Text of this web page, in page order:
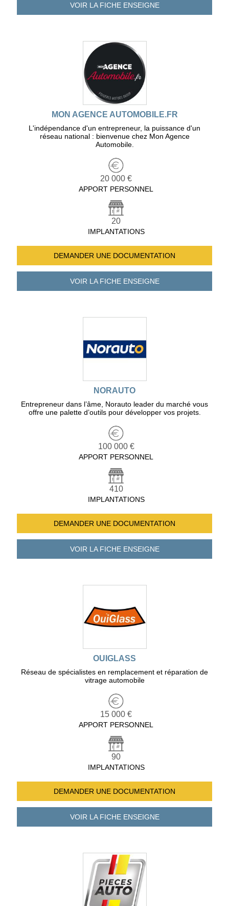
VOIR LA FICHEENSEIGNE
MON AGENCE AUTOMOBILE.FR
L'indépendance d'un entrepreneur, la puissance d'un
réseau national : bienvenue chez Mon Agence
Automobile.
20 000 €
APPORT PERSONNEL
20
IMPLANTATIONS
DEMANDER UNE DOCUMENTATION
VOIR LA FICHEENSEIGNE
NORAUTO
Entrepreneur dans l’âme, Norauto leader du marché vous
offre une palette d’outils pour développer vos projets.
100 000 €
APPORT PERSONNEL
410
IMPLANTATIONS
DEMANDER UNE DOCUMENTATION
VOIR LA FICHEENSEIGNE
OUIGLASS
Réseau de spécialistes en remplacement et réparation de
vitrage automobile
15 000 €
APPORT PERSONNEL
90
IMPLANTATIONS
DEMANDER UNE DOCUMENTATION
VOIR LA FICHEENSEIGNE